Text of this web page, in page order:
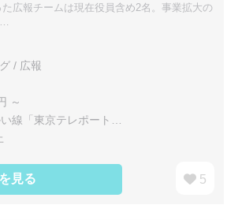
広報チームは現在役員含め2名。事業拡大の
/ 広報
～
線「東京テレポート…
見る 5